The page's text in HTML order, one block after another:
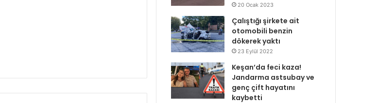
20 Ocak 2023
Çalıştığı şirkete ait
otomobili benzin
dökerek yaktı
23 Eylül 2022
Keşan’da feci kaza!
Jandarma astsubay ve
genç çift hayatını
kaybetti